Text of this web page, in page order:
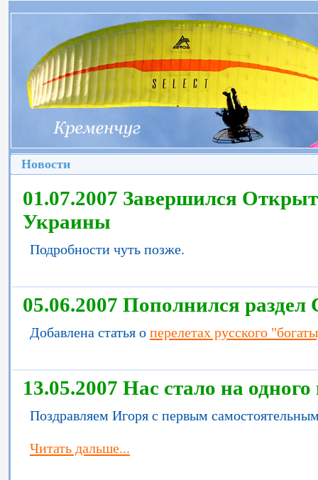
Новости
01.07.2007 Завершился
Украины
Подробности чуть позже.
05.06.2007 Пополнился
Добавлена статья о перелетах русского
13.05.2007 Нас стало на
Поздравляем Игоря с первым
Читать дальше...